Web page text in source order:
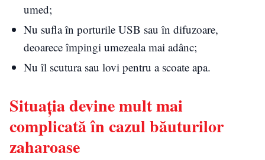
umed;
Nu sufla în porturile USB sau în difuzoare,
deoarece împingi umezeala mai adânc;
Nu îl scutura sau lovi pentru a scoate apa.
Situația devine mult mai
complicată în cazul băuturilor
zaharoase